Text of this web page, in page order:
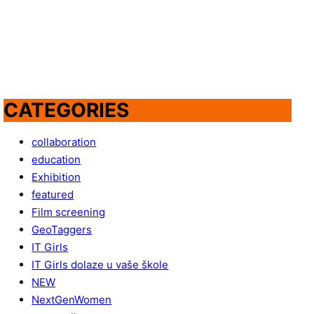
CATEGORIES
collaboration
education
Exhibition
featured
Film screening
GeoTaggers
IT Girls
IT Girls dolaze u vaše škole
NEW
NextGenWomen